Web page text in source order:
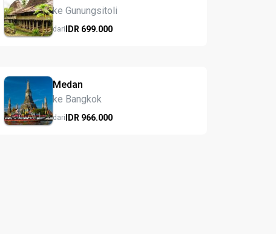
ke Gunungsitoli
dariIDR 699.000
Medan
ke Bangkok
dariIDR 966.000